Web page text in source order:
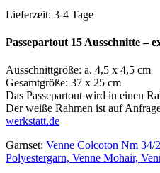
Lieferzeit: 3-4 Tage
Passepartout 15 Ausschnitte –
Ausschnittgröße: a. 4,5 x 4,5 cm
Gesamtgröße: 37 x 25 cm
Das Passepartout wird in einen
Der weiße Rahmen ist auf
werkstatt.de
Garnset: Venne Colcoton Nm 34/
Polyestergarn, Venne Mohair,